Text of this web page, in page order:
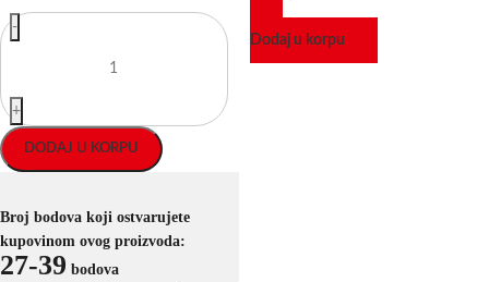
-
+
DODAJ U KORPU
Broj bodova koji ostvarujete
kupovinom ovog proizvoda:
27-39 bodova
Dodaj u korpu